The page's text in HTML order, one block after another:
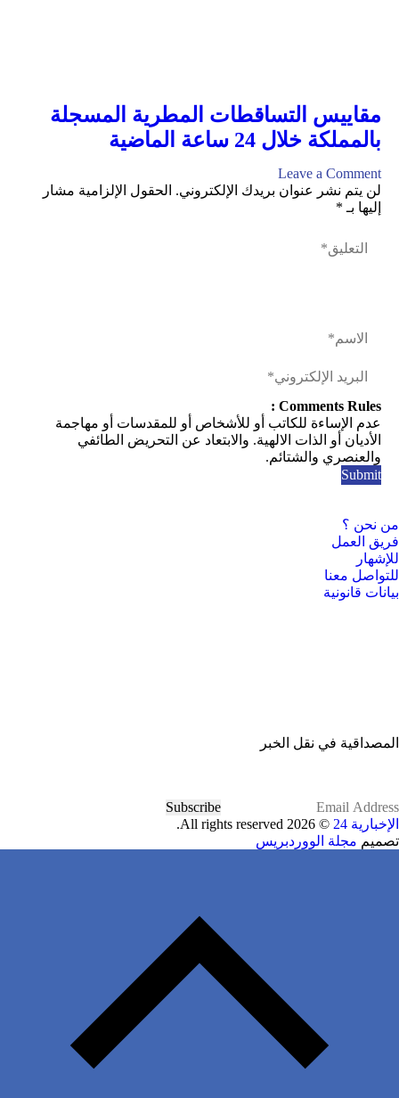
مقاييس التساقطات المطرية المسجلة
بالمملكة خلال 24 ساعة الماضية
Leave a Comment
لن يتم نشر عنوان بريدك الإلكتروني. الحقول الإلزامية مشار
إليها بـ *
Comments Rules :
عدم الإساءة للكاتب أو للأشخاص أو للمقدسات أو مهاجمة
الأديان أو الذات الالهية. والابتعاد عن التحريض الطائفي
والعنصري والشتائم.
من نحن ؟
فريق العمل
للإشهار
للتواصل معنا
بيانات قانونية
المصداقية في نقل الخبر
Subscribe
الإخبارية 24
© 2026 All rights reserved.
تصميم مجلة الووردبريس